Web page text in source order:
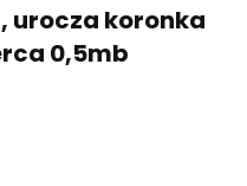
urocza koronka
0,5mb